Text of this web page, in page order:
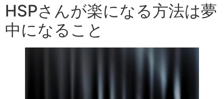
HSPさんが楽になる方法は夢
中になること